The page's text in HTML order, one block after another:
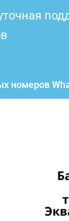
номеров